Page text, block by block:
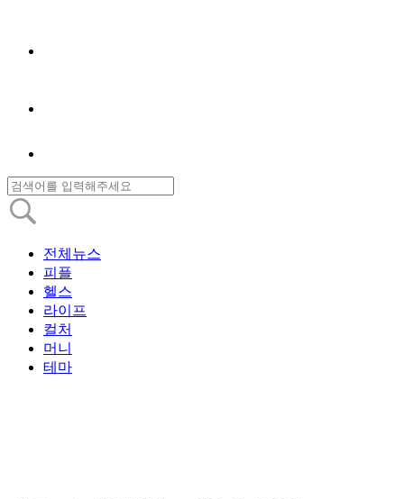
전체뉴스
피플
헬스
라이프
컬처
머니
테마